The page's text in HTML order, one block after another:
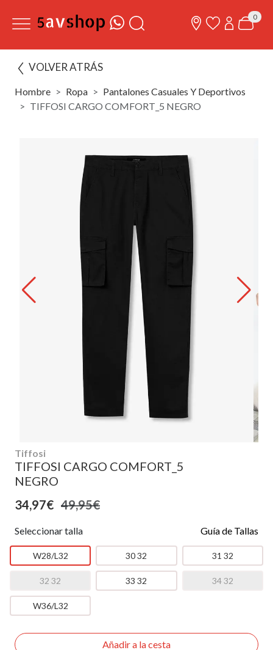
0
VOLVER ATRÁS
Hombre Ropa
Pantalones Casuales Y Deportivos
TIFFOSI CARGO COMFORT_5 NEGRO
Tiffosi
TIFFOSI CARGO COMFORT_5
NEGRO
34,97€ 49,95€
Seleccionar talla Guía de Tallas
W28/L32 30 32 31 32
32 32 33 32 34 32
W36/L32